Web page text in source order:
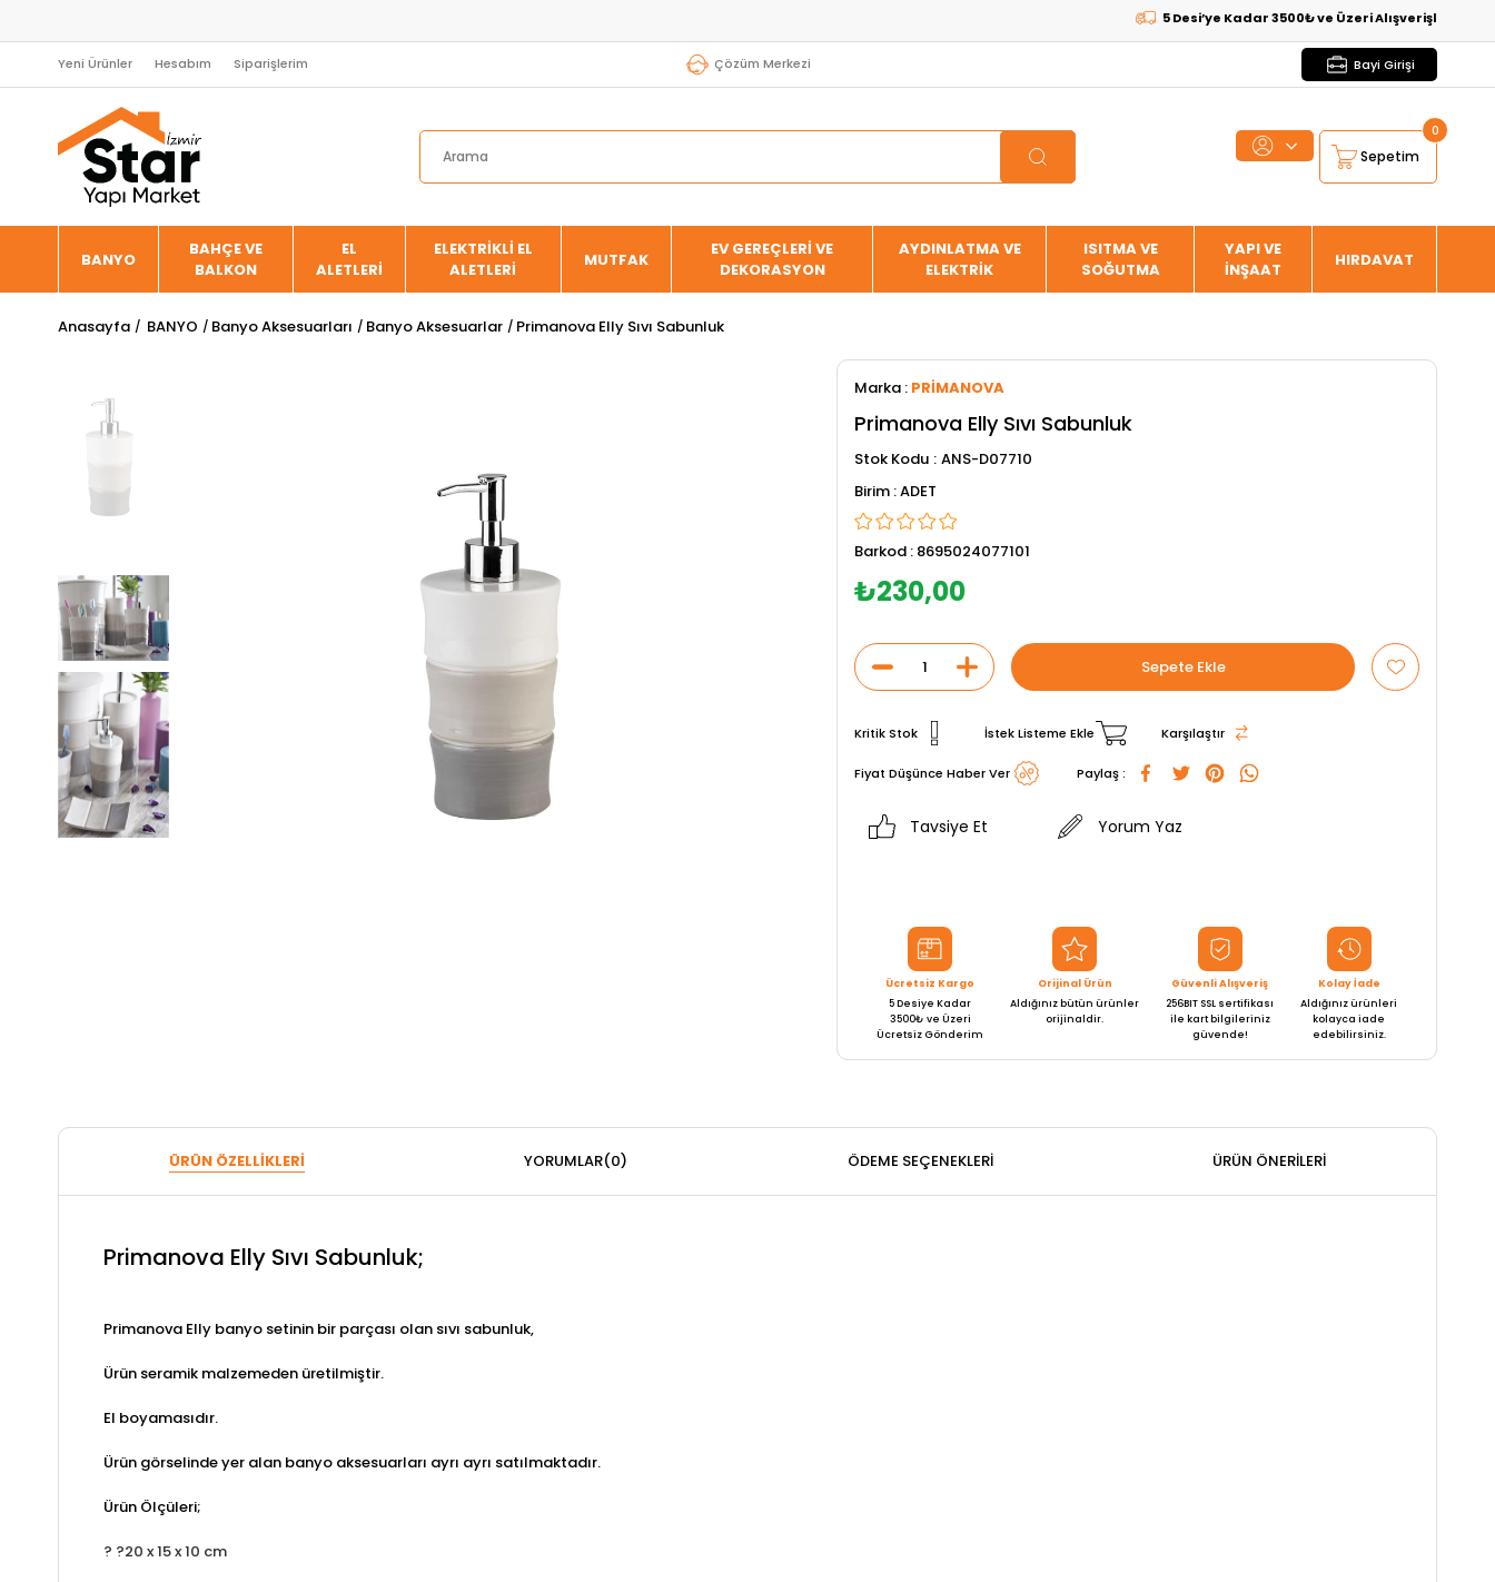
5 Desi’ye Kadar 3500₺ ve Üzeri AlışverişlerdeKARGO
Yeni Ürünler Hesabım Siparişlerim Çözüm Merkezi Bayi Girişi
Sepetim
0
BANYO
BAHÇE VE
BALKON
EL
ALETLERİ
ELEKTRİKLİ EL
ALETLERİ
MUTFAK
EV GEREÇLERİ VE
DEKORASYON
AYDINLATMA VE
ELEKTRİK
ISITMA VE
SOĞUTMA
YAPI VE
İNŞAAT
HIRDAVAT
Anasayfa BANYO Banyo Aksesuarları Banyo Aksesuarlar Primanova Elly Sıvı Sabunluk
Marka : PRİMANOVA
Primanova Elly Sıvı Sabunluk
Stok Kodu ANS-D07710
ADET
Barkod : 8695024077101
₺230,00
Kritik Stok İstek Listeme Ekle Karşılaştır
Fiyat Düşünce Haber Ver Paylaş :
Tavsiye Et Yorum Yaz
Ücretsiz Kargo
5 Desiye Kadar
3500₺ ve Üzeri
Ücretsiz Gönderim
Orijinal Ürün
Aldığınız bütün ürünler
orijinaldir.
Güvenli Alışveriş
256BIT SSL sertifikası
ile kart bilgileriniz
güvende!
Kolay İade
Aldığınız ürünleri
kolayca iade
edebilirsiniz.
ÜRÜN ÖZELLIKLERI YORUMLAR(0) ÖDEME SEÇENEKLERI ÜRÜN ÖNERILERI
Primanova Elly Sıvı Sabunluk;
Primanova Elly banyo setinin bir parçası olan sıvı sabunluk,
Ürün seramik malzemeden üretilmiştir.
El boyamasıdır.
Ürün görselinde yer alan banyo aksesuarları ayrı ayrı satılmaktadır.
Ürün Ölçüleri;
? ?20 x 15 x 10 cm